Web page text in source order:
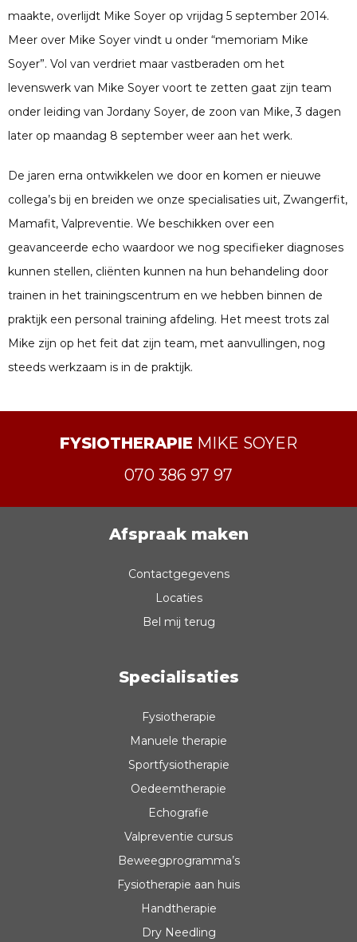
maakte, overlijdt Mike Soyer op vrijdag 5 september 2014.
Meer over Mike Soyer vindt u onder “memoriam Mike
Soyer”. Vol van verdriet maar vastberaden om het
levenswerk van Mike Soyer voort te zetten gaat zijn team
onder leiding van Jordany Soyer, de zoon van Mike, 3 dagen
later op maandag 8 september weer aan het werk.
De jaren erna ontwikkelen we door en komen er nieuwe
collega’s bij en breiden we onze specialisaties uit, Zwangerfit,
Mamafit, Valpreventie. We beschikken over een
geavanceerde echo waardoor we nog specifieker diagnoses
kunnen stellen, cliënten kunnen na hun behandeling door
trainen in het trainingscentrum en we hebben binnen de
praktijk een personal training afdeling. Het meest trots zal
Mike zijn op het feit dat zijn team, met aanvullingen, nog
steeds werkzaam is in de praktijk.
FYSIOTHERAPIE MIKE SOYER
070 386 97 97
Afspraak maken
Contactgegevens
Locaties
Bel mij terug
Specialisaties
Fysiotherapie
Manuele therapie
Sportfysiotherapie
Oedeemtherapie
Echografie
Valpreventie cursus
Beweegprogramma’s
Fysiotherapie aan huis
Handtherapie
Dry Needling